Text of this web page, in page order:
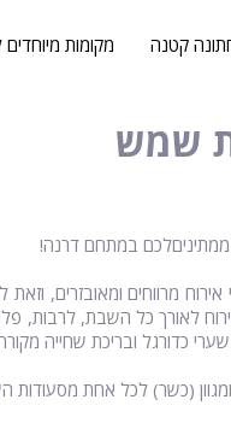
קטנה מקומות
שמש
ממתיניםלכם במתחם דרנה!
תוכלו ליהנות מצמד וילות בנות 10 חדרי
לאורך כל השבת,
כדורגל ובריכת שחייה
(כשר) לכל אחת